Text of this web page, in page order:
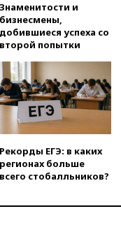
вчера,
Сочи
Знаменитости и
бизнесмены,
добившиеся успеха со
второй попытки
Рекорды ЕГЭ: в каких
регионах больше
всего стобалльников?